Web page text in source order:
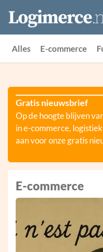
Vacatures
Events
Alles E-commerce
Gratis nieuwsbrief
Op de hoogte blijven
in e-commerce,
aan voor onze gratis
E-commerce